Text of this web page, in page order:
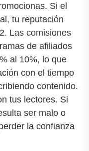
Si el
tu reputación
Las comisiones
de afiliados
al 10%, lo que
con el tiempo
contenido.
tus lectores. Si
ser malo o
la confianza